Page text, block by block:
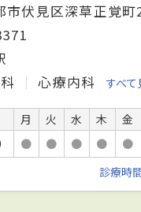
市伏見区深草正覚町
心療内科 すべて
月 火 水 木 金
● ● ● ● ●
診療時